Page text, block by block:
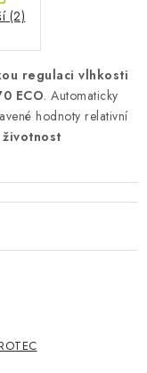
a baterií
Katalog
regulaci vlhkosti
ECO. Automaticky
hodnoty relativní
(2)